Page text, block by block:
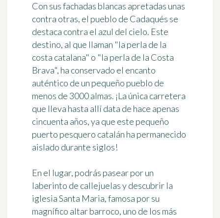
Con sus fachadas blancas apretadas unas
contra otras, el pueblo de Cadaqués se
destaca contra el azul del cielo. Este
destino, al que llaman "la perla de la
costa catalana" o "la perla de la Costa
Brava", ha conservado el encanto
auténtico de un pequeño pueblo de
menos de 3000 almas. ¡La única carretera
que lleva hasta allí data de hace apenas
cincuenta años, ya que este pequeño
puerto pesquero catalán ha permanecido
aislado durante siglos!
En el lugar, podrás pasear por un
laberinto de callejuelas y descubrir la
iglesia Santa Maria, famosa por su
magnífico altar barroco, uno de los más